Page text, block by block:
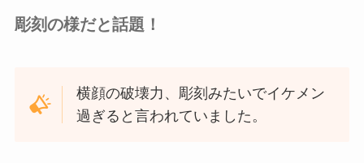
彫刻の様だと話題！
横顔の破壊力、彫刻みたいでイケメン
過ぎると言われていました。